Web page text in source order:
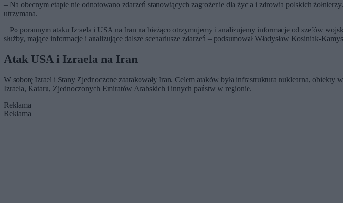
– Na obecnym etapie nie odnotowano zdarzeń stanowiących zagrożenie dla życia i zdrowia polskich
utrzymana.
– Po porannym ataku Izraela i USA na Iran na bieżąco otrzymujemy i analizujemy informacje od szefów
służby, mające informacje i analizujące dalsze scenariusze zdarzeń – podsumował Władysław Kosiniak-
Atak USA i Izraela na Iran
W sobotę Izrael i Stany Zjednoczone zaatakowały Iran. Celem ataków była infrastruktura nuklearna,
Izraela, Kataru, Zjednoczonych Emiratów Arabskich i innych państw w regionie.
Reklama
Reklama